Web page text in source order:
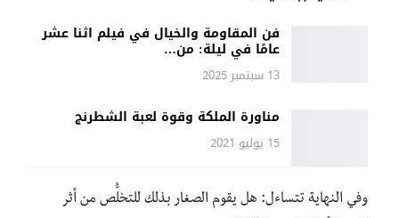
فن المقاومة والخيال في فيلم اثنا عشر
عامًا في ليلة: من…
13 سبتمبر 2025
مناورة الملكة وقوة لعبة الشطرنج
15 يوليو 2021
وفي النهاية تتساءل: هل يقوم الصغار بذلك للتخلُّص من أثر